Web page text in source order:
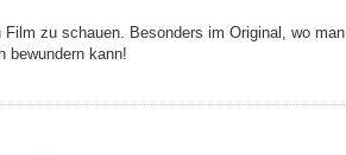
zu schauen. Besonders im Original, wo man
bewundern kann!